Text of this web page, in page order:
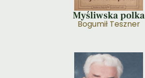
Myśliwska polka
Bogumił Teszner